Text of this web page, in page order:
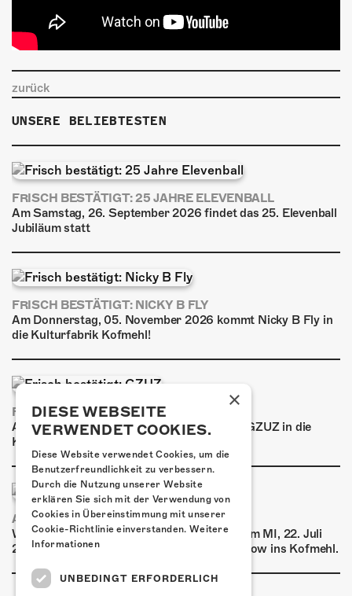
zurück
UNSERE BELIEBTESTEN
FRISCH BESTÄTIGT: 25 JAHRE ELEVENBALL
Am Samstag, 26. September 2026 findet das 25. Elevenball
Jubiläum statt
FRISCH BESTÄTIGT: NICKY B FLY
Am Donnerstag, 05. November 2026 kommt Nicky B Fly in
die Kulturfabrik Kofmehl!
FRISCH BESTÄTIGT: GZUZ
Am Donnerstag, 29. Oktober 2026 kommt GZUZ in die
Kulturfabrik Kofmehl!
AIRBOURNE - SPECIAL SUMMER SHOW
Wow, das ist ein Ding! Airbourne kommen am MI, 22. Juli
2026 für eine exklusive Special Summer Show ins Kofmehl.
×
DIESE WEBSEITE
VERWENDET COOKIES.
Diese Website verwendet Cookies, um die
Benutzerfreundlichkeit zu verbessern.
Durch die Nutzung unserer Website
erklären Sie sich mit der Verwendung von
Cookies in Übereinstimmung mit unserer
Cookie-Richtlinie einverstanden. Weitere
Informationen
UNBEDINGT ERFORDERLICH